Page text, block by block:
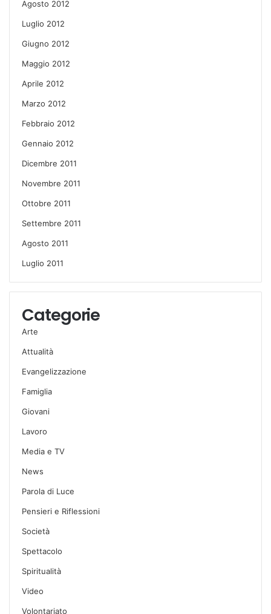
Agosto 2012
Luglio 2012
Giugno 2012
Maggio 2012
Aprile 2012
Marzo 2012
Febbraio 2012
Gennaio 2012
Dicembre 2011
Novembre 2011
Ottobre 2011
Settembre 2011
Agosto 2011
Luglio 2011
Categorie
Arte
Attualità
Evangelizzazione
Famiglia
Giovani
Lavoro
Media e TV
News
Parola di Luce
Pensieri e Riflessioni
Società
Spettacolo
Spiritualità
Video
Volontariato